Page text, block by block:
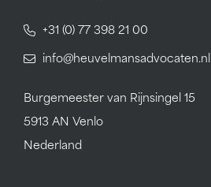
+31 (0) 77 398 21 00
info@heuvelmansadvocaten.nl
Burgemeester van Rijnsingel 15
5913 AN Venlo
Nederland